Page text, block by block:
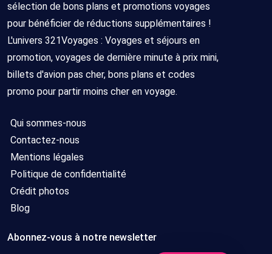
sélection de bons plans et promotions voyages
pour bénéficier de réductions supplémentaires !
L'univers 321Voyages : Voyages et séjours en
promotion, voyages de dernière minute à prix mini,
billets d'avion pas cher, bons plans et codes
promo pour partir moins cher en voyage.
Qui sommes-nous
Contactez-nous
Mentions légales
Politique de confidentialité
Crédit photos
Blog
Abonnez-vous à notre newsletter